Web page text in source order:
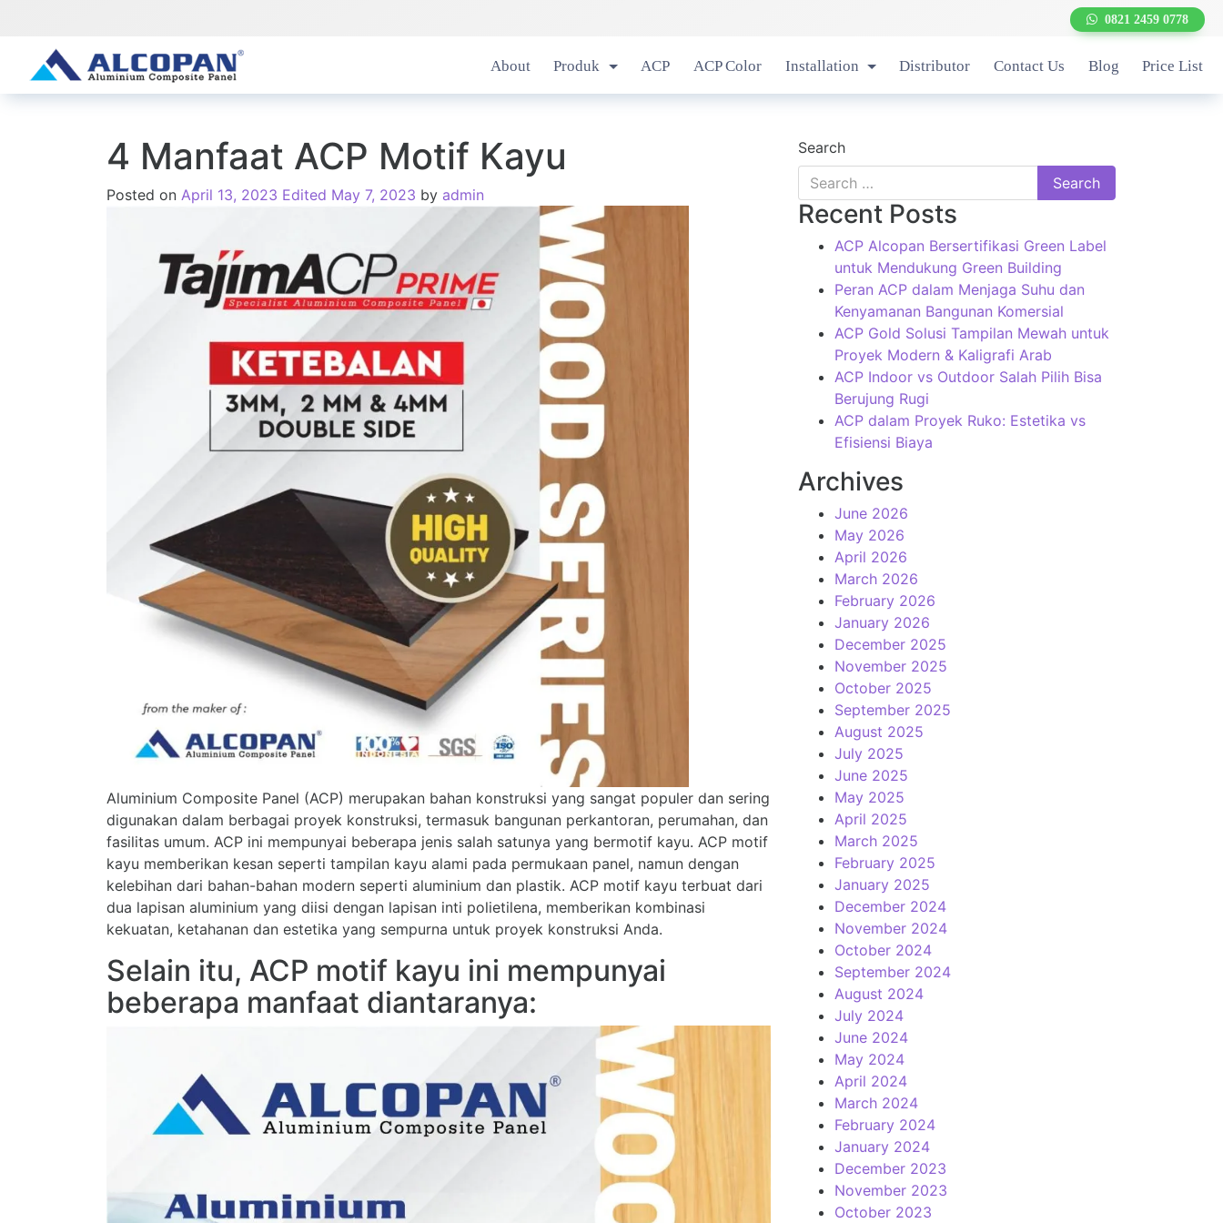
0821 2459 0778
About Produk ACP ACP Color Installation Distributor Contact Us Blog Price List
4 Manfaat ACP Motif Kayu
Posted on April 13, 2023 Edited May 7, 2023 by admin
Aluminium Composite Panel (ACP) merupakan bahan konstruksi yang sangat populer dan sering
digunakan dalam berbagai proyek konstruksi, termasuk bangunan perkantoran, perumahan, dan
fasilitas umum. ACP ini mempunyai beberapa jenis salah satunya yang bermotif kayu. ACP motif
kayu memberikan kesan seperti tampilan kayu alami pada permukaan panel, namun dengan
kelebihan dari bahan-bahan modern seperti aluminium dan plastik. ACP motif kayu terbuat dari
dua lapisan aluminium yang diisi dengan lapisan inti polietilena, memberikan kombinasi
kekuatan, ketahanan dan estetika yang sempurna untuk proyek konstruksi Anda.
Selain itu, ACP motif kayu ini mempunyai
beberapa manfaat diantaranya:
Search
Recent Posts
ACP Alcopan Bersertifikasi Green Label
untuk Mendukung Green Building
Peran ACP dalam Menjaga Suhu dan
Kenyamanan Bangunan Komersial
ACP Gold Solusi Tampilan Mewah untuk
Proyek Modern & Kaligrafi Arab
ACP Indoor vs Outdoor Salah Pilih Bisa
Berujung Rugi
ACP dalam Proyek Ruko: Estetika vs
Efisiensi Biaya
Archives
June 2026
May 2026
April 2026
March 2026
February 2026
January 2026
December 2025
November 2025
October 2025
September 2025
August 2025
July 2025
June 2025
May 2025
April 2025
March 2025
February 2025
January 2025
December 2024
November 2024
October 2024
September 2024
August 2024
July 2024
June 2024
May 2024
April 2024
March 2024
February 2024
January 2024
December 2023
November 2023
October 2023